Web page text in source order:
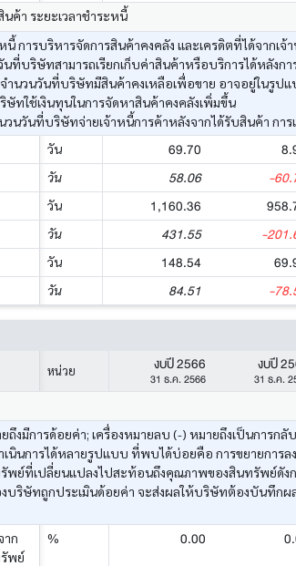
นค้า ระยะเวลาชำระหนี้
การบริหารจัดการสินค้าคงคลัง และเครดิตที่ได้จากเ
นที่บริษัทสามารถเรียกเก็บค่าสินค้าหรือบริการได้หลังกา
ำนวนวันที่บริษัทมีสินค้าคงเหลือเพื่อขาย อาจอยู่ในรูป
ทใช้เงินทุนในการจัดหาสินค้าคงคลังเพิ่มขึ้น
นวนวันที่บริษัทจ่ายเจ้าหนี้การค้าหลังจากได้รับสินค้า ก
วัน 69.70
วัน 58.06 -
วัน 1,160.36
วัน 431.55 -
วัน 148.54
วัน 84.51 -
หน่วย งบปี 2566
31 ธ.ค. 2566
งบปี
31 ธ.ค.
งมีการด้อยค่า; เครื่องหมายลบ (-) หมายถึงเป็นการกลั
เนินการได้หลายรูปแบบ ที่พบได้บ่อยคือ การขยายกา
พย์ที่เปลี่ยนแปลงไปสะท้อนถึงคุณภาพของสินทรัพย์ดัง
ริษัทถูกประเมินด้อยค่า จะส่งผลให้บริษัทต้องบันทึกผ
ก
รัพย์
% 0.00